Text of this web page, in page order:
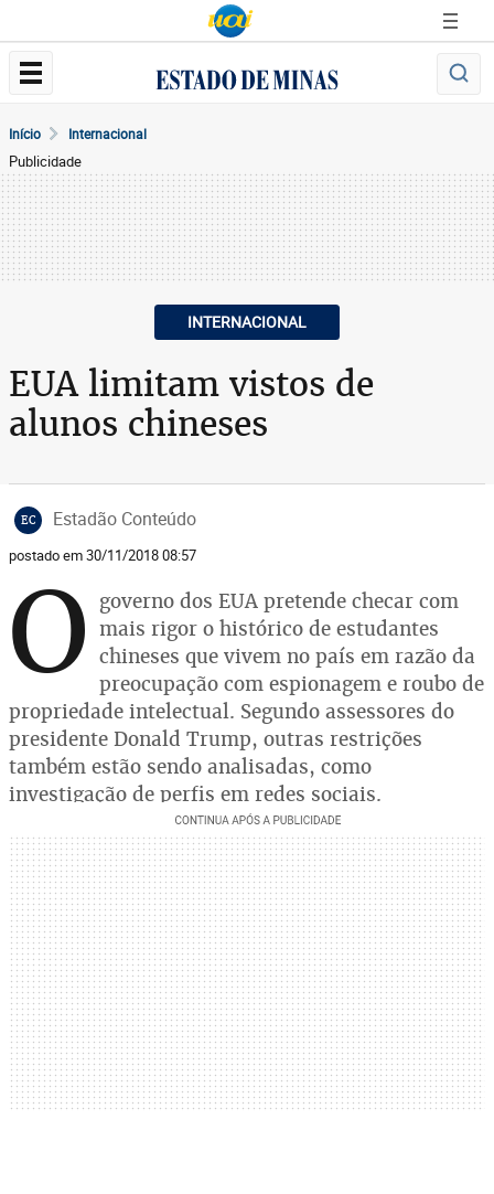
Início Internacional
Publicidade
INTERNACIONAL
EUA limitam vistos de
alunos chineses
EC Estadão Conteúdo
postado em 30/11/2018 08:57
O
governo dos EUA pretende checar com
mais rigor o histórico de estudantes
chineses que vivem no país em razão da
preocupação com espionagem e roubo de
propriedade intelectual. Segundo assessores do
presidente Donald Trump, outras restrições
também estão sendo analisadas, como
investigação de perfis em redes sociais.